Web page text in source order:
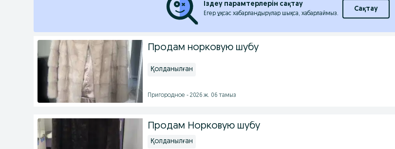
Іздеу парамтерлерін сақтау
Егер ұқсас хабарландырулар шықса, хабарлаймыз.
Сақтау
Продам норковую шубу
Қолданылған
Пригородное - 2026 ж. 06 тамыз
Продам Норковую шубу
Қолданылған